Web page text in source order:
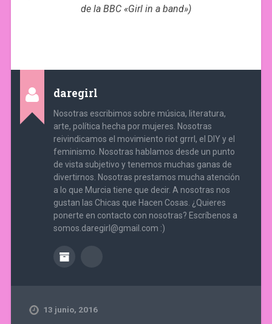
de la BBC «Girl in a band»)
daregirl
Nosotras escribimos sobre música, literatura,
arte, política hecha por mujeres. Nosotras
reivindicamos el movimiento riot grrrl, el DIY y el
feminismo. Nosotras hablamos desde un punto
de vista subjetivo y tenemos muchas ganas de
divertirnos. Nosotras prestamos mucha atención
a lo que Murcia tiene que decir. A nosotras nos
gustan las Chicas que Hacen Cosas. ¿Quieres
ponerte en contacto con nosotras? Escríbenos a
somos.daregirl@gmail.com :)
13 junio, 2016